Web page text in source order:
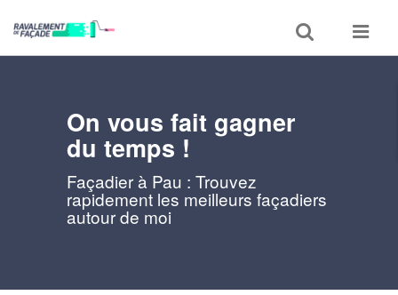
Toggle
search
Toggle
On vous fait gagner
du temps !
Façadier à Pau : Trouvez
rapidement les meilleurs façadiers
autour de moi